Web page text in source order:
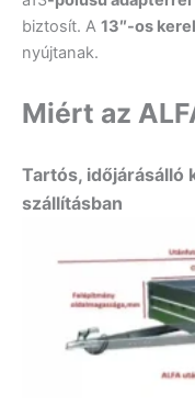
biztosít. A 13″-os
nyújtanak.
Miért az
Tartós, időjárásálló
szállításban